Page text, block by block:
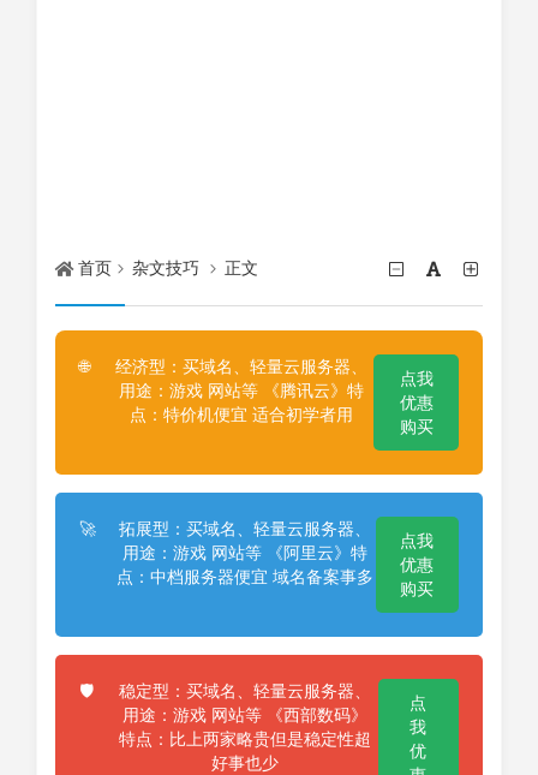
首页 杂文技巧 正文
🌐
经济型：买域名、轻量云服务器、
用途：游戏 网站等 《腾讯云》特
点：特价机便宜 适合初学者用
点我
优惠
购买
🚀
拓展型：买域名、轻量云服务器、
用途：游戏 网站等 《阿里云》特
点：中档服务器便宜 域名备案事多
点我
优惠
购买
🛡️
稳定型：买域名、轻量云服务器、
用途：游戏 网站等 《西部数码》
特点：比上两家略贵但是稳定性超
好事也少
点
我
优